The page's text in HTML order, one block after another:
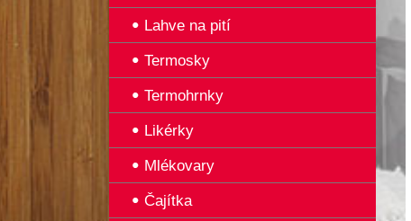
Lahve na pití
Termosky
Termohrnky
Likérky
Mlékovary
Čajítka